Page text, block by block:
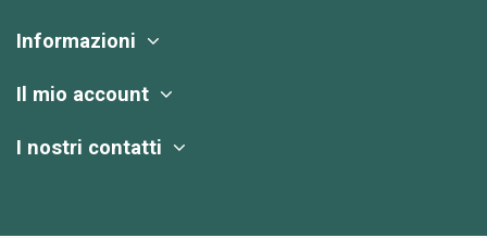
Informazioni
Il mio account
I nostri contatti